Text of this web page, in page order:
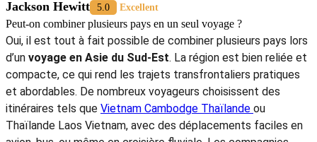
expériences uniques adaptées à vos envies, n’hésitez pas à contacter
Autour Asia,Agence francophone Vietnam. Notre équipe est prête
à vous fournir des conseils personnalisés pour optimiser votre temps,
votre budget et vos aventures, afin que chaque moment de votre
voyage devienne inoubliable.
Vous pourriez être intéressé :
>Guide de voyage au Vietnam
>2 semaines au Vietnam
>Voyage en indochine
Circuit combiné Vietnam Cambodge Laos